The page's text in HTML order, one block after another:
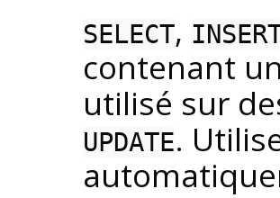
SELECT,
contenant
utilisé sur
UPDATE.